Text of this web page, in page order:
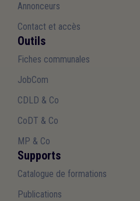
Annonceurs
Contact et accès
Outils
Fiches communales
JobCom
CDLD & Co
CoDT & Co
MP & Co
Supports
Catalogue de formations
Publications